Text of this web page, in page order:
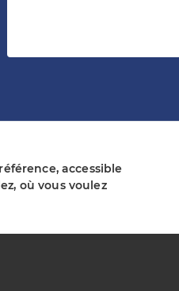
accessible
où vous voulez